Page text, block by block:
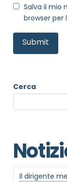
Salva il mio
browser
Cerca
Il dirigente